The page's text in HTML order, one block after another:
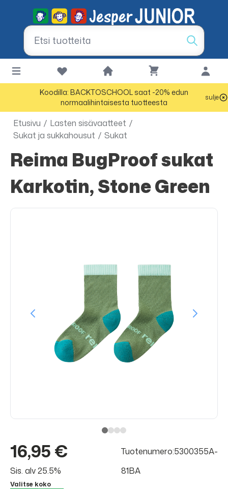
Koodilla: BACKTOSCHOOL saat -20% edun
normaalihintaisesta tuotteesta
sulje
Etusivu / Lasten sisävaatteet /
Sukat ja sukkahousut / Sukat
Reima BugProof sukat
Karkotin, Stone Green
16,95 €
Sis. alv 25.5%
Tuotenumero:5300355A-
81BA
Valitse koko